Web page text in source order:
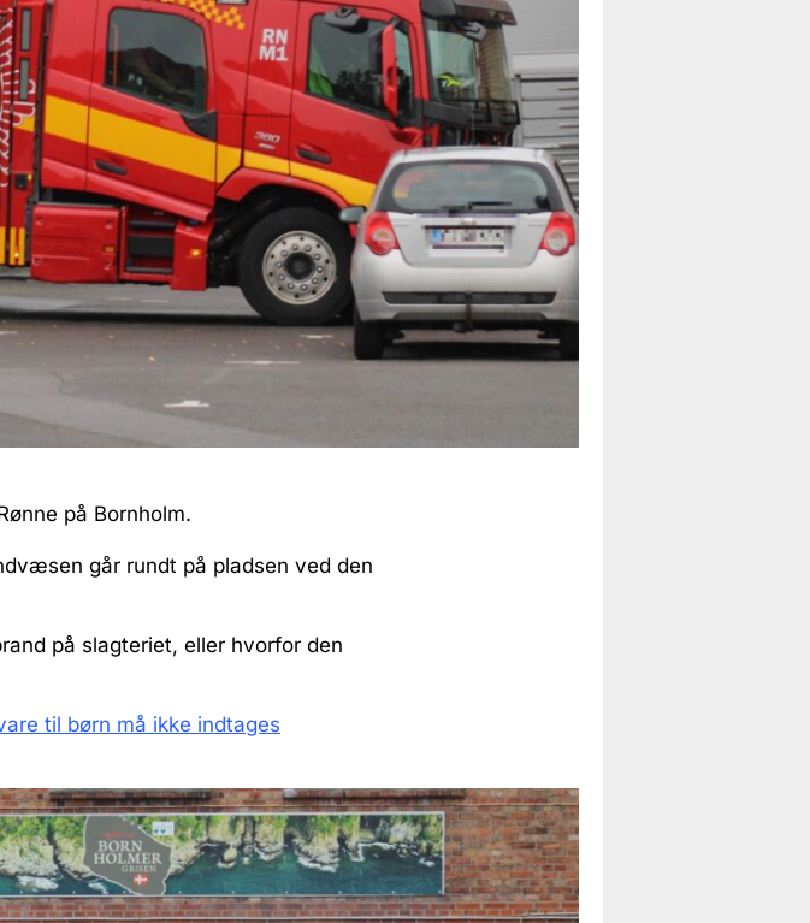
på Bornholm.
går rundt på pladsen ved den
på slagteriet, eller hvorfor den
til børn må ikke indtages